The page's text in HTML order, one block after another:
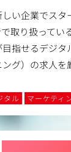
い企業でスタ
取り扱ってい
指せるデジタ
グ）の求人を
タル マーケティ